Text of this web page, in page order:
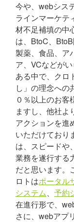
今や、webシス
ラインマーケテ
材不足補填の中
は、BtoC、
製薬、食品、ア
ア、VCなどが
ある中で、クロ
し」の理念への
０％以上のお客
ますし、他社よ
アクションを進
いただけており
は、スピードや
業務を遂行する
だと思います。
ロトはポータル
システム、 予約
在進行形で、
さに、webアプ